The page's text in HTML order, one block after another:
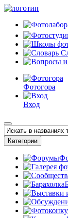
Фотогора
Вход
Категории